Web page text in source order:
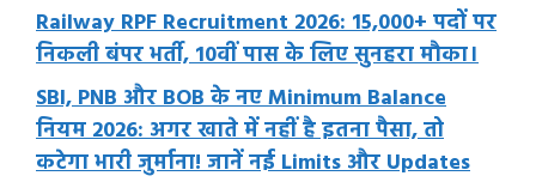
Railway RPF Recruitment 2026: 15,000+ पदों पर
निकली बंपर भर्ती, 10वीं पास के लिए सुनहरा मौका।
SBI, PNB और BOB के नए Minimum Balance
नियम 2026: अगर खाते में नहीं है इतना पैसा, तो
कटेगा भारी जुर्माना! जानें नई Limits और Updates